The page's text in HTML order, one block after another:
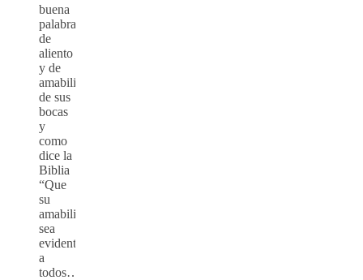
buena
palabra
de
aliento
y de
amabilidad
de sus
bocas
y
como
dice la
Biblia
“Que
su
amabilidad
sea
evidente
a
todos…”.